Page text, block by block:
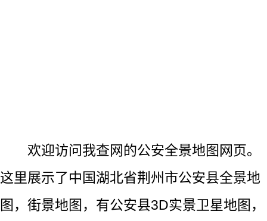
欢迎访问我查网的公安全景地图网页。
这里展示了中国湖北省荆州市公安县全景地
图，街景地图，有公安县3D实景卫星地图，